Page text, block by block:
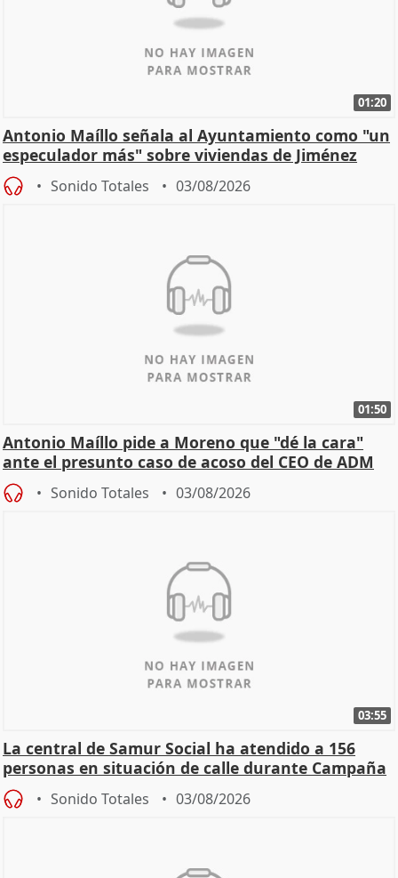
01:20
Antonio Maíllo señala al Ayuntamiento como "un
especulador más" sobre viviendas de Jiménez
Becerril
Sonido Totales 03/08/2026
01:50
Antonio Maíllo pide a Moreno que "dé la cara"
ante el presunto caso de acoso del CEO de ADM
Sonido Totales 03/08/2026
03:55
La central de Samur Social ha atendido a 156
personas en situación de calle durante Campaña
de Calor
Sonido Totales 03/08/2026